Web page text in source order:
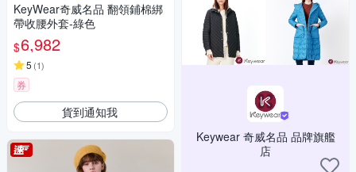
KeyWear奇威名品 翻領鋪棉綁
帶收腰外套-綠色
$6,982
5 (1)
券
貨到通知我
Keywear 奇威名品 品牌旗艦
店